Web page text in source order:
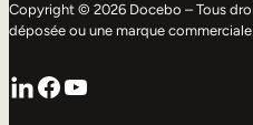
Copyright © 2026 Docebo – Tous
déposée ou une marque
LinkedIn
Facebook
YouTube